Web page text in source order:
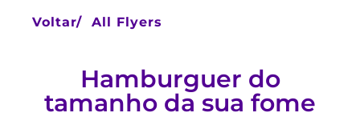
Voltar/ All Flyers
Hamburguer do
tamanho da sua fome